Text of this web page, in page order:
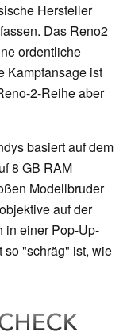
Hersteller
Das Reno2
ordentliche
Kampfansage ist
2-Reihe aber
basiert auf dem
8 GB RAM
Modellbruder
auf der
in einer Pop-Up-
so "schräg" ist, wie